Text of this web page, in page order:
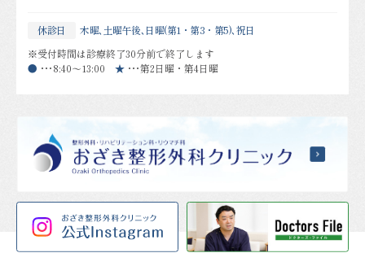
休診日
木曜､土曜午後､日曜(第1・第3・第5)､祝日
※受付時間は診療終了30分前で終了します
● ・・・ 8:40～13:00★ ・・・ 第2日曜・第4日曜